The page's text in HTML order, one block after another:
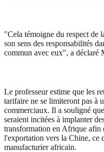
"Cela témoigne du respect de
son sens des responsabilités
commun avec eux", a déclaré
Le professeur estime que les
tarifaire ne se limiteront pas à
commerciaux. Il a souligné
seraient incitées à implanter
transformation en Afrique afin
l'exportation vers la Chine, ce
manufacturier africain.